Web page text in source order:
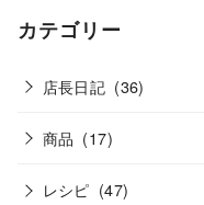
カテゴリー
店長日記 (36)
商品 (17)
レシピ (47)